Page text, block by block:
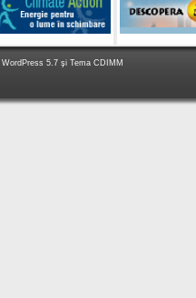
WordPress 5.7 şi Tema CDIMM